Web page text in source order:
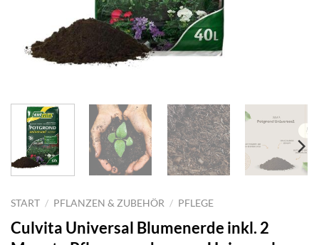
START / PFLANZEN & ZUBEHÖR / PFLEGE
Culvita Universal Blumenerde inkl. 2